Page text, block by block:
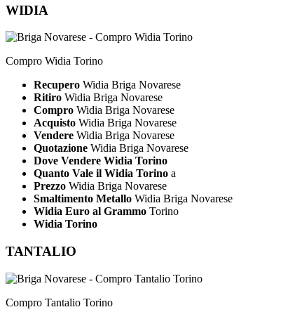
WIDIA
Compro Widia Torino
Recupero Widia Briga Novarese
Ritiro Widia Briga Novarese
Compro Widia Briga Novarese
Acquisto Widia Briga Novarese
Vendere Widia Briga Novarese
Quotazione Widia Briga Novarese
Dove Vendere Widia Torino
Quanto Vale il Widia Torino a
Prezzo Widia Briga Novarese
Smaltimento Metallo Widia Briga Novarese
Widia Euro al Grammo Torino
Widia Torino
TANTALIO
Compro Tantalio Torino